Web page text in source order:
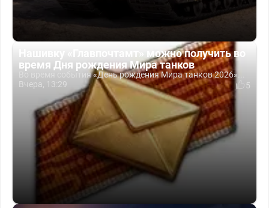
Нашивку «Главпочтамт» можно получить во
время Дня рождения Мира танков
Во время события «День рождения Мира танков 2026»...
Вчера, 13:29
5